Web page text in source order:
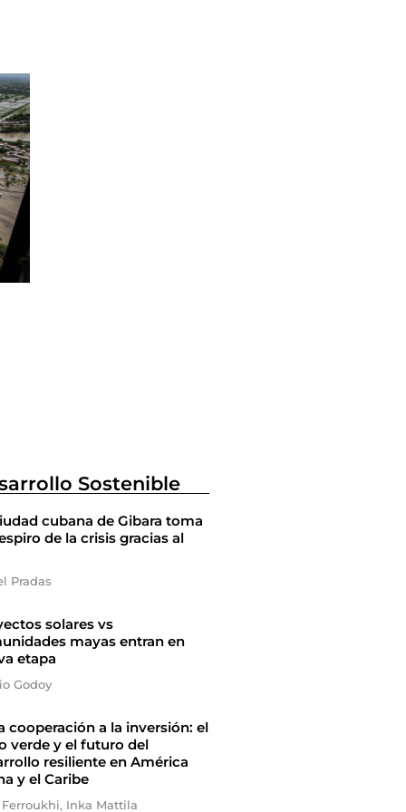
Sostenible
cubana de Gibara toma
de la crisis gracias al
Pradas
solares vs
mayas entran en
etapa
Godoy
cooperación a la inversión: el
verde y el futuro del
resiliente en América
y el Caribe
Ferroukhi, Inka Mattila